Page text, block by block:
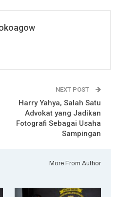
NEXT POST
Harry Yahya, Salah Satu
Advokat yang Jadikan
Fotografi Sebagai Usaha
Sampingan
More From Author